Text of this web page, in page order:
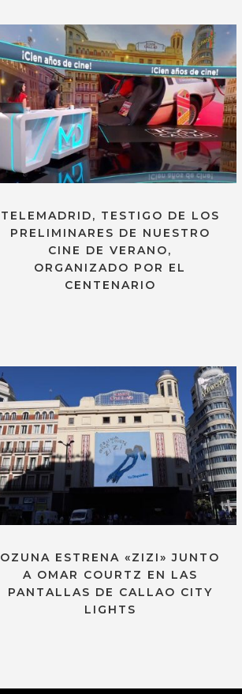
TELEMADRID, TESTIGO DE LOS
PRELIMINARES DE NUESTRO
CINE DE VERANO,
ORGANIZADO POR EL
CENTENARIO
OZUNA ESTRENA «ZIZI» JUNTO
A OMAR COURTZ EN LAS
PANTALLAS DE CALLAO CITY
LIGHTS